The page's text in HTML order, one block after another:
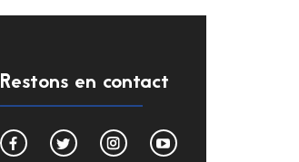
Restons en contact